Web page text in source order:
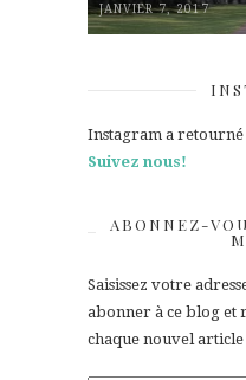
JANVIER 7, 2017
Instagram a retourné
Suivez nous!
ABONNEZ-
Saisissez votre
abonner à ce blog et
chaque nouvel